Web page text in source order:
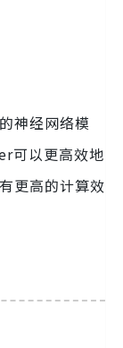
的神经网络模
可以更高效地
更高的计算效